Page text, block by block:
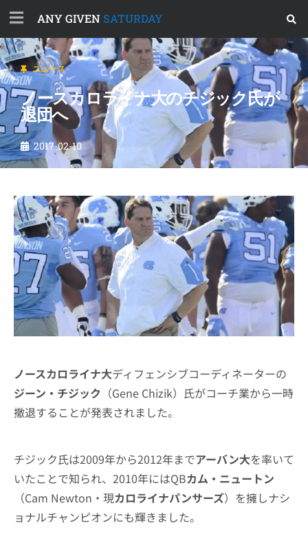
ANY GIVEN SATURDAY
ニュース
ノースカロライナ大のチジック氏が
退団へ
2017-02-10
ノースカロライナ大ディフェンシブコーディネーターの
ジーン・チジック （Gene Chizik）氏がコーチ業から一時
撤退することが発表されました。
チジック氏は2009年から2012年までアーバン大を率いて
いたことで知られ、2010年にはQBカム・ニュートン
（Cam Newton・現カロライナパンサーズ）を擁しナシ
ョナルチャンピオンにも輝きました。